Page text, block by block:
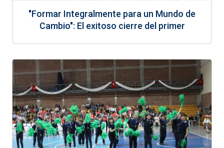
"Formar Integralmente para un Mundo de
Cambio": El exitoso cierre del primer